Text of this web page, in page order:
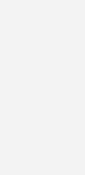
Aufgabe, die in